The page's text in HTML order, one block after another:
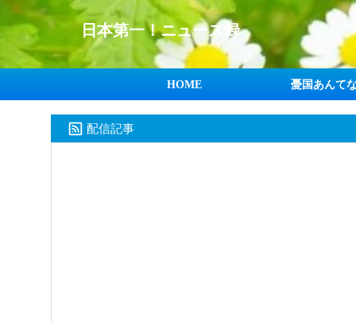
日本第一！ニュース録
HOME 憂国あんて
配信記事